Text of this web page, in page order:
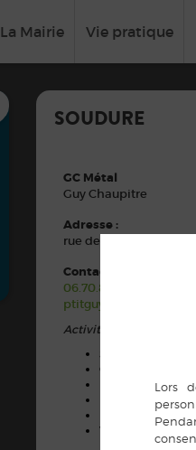
La Mairie Vie pratique
SOUDURE
GC Métal
Guy Chaupitre
Adresse :
rue de Nismes 35210
Contacts :
06.70.86.74.99
ptitguy35@orange.fr
Activités
Soudure
Création
Décoration
Fabrication
Réparation
Vente